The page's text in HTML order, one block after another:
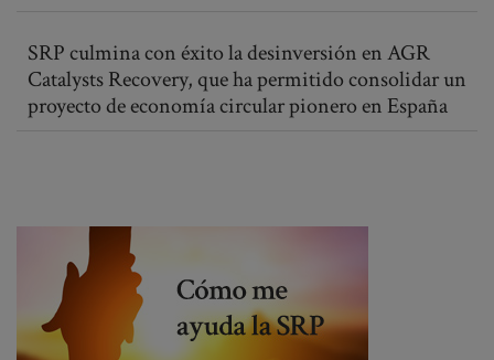
SRP culmina con éxito la desinversión en AGR
Catalysts Recovery, que ha permitido consolidar un
proyecto de economía circular pionero en España